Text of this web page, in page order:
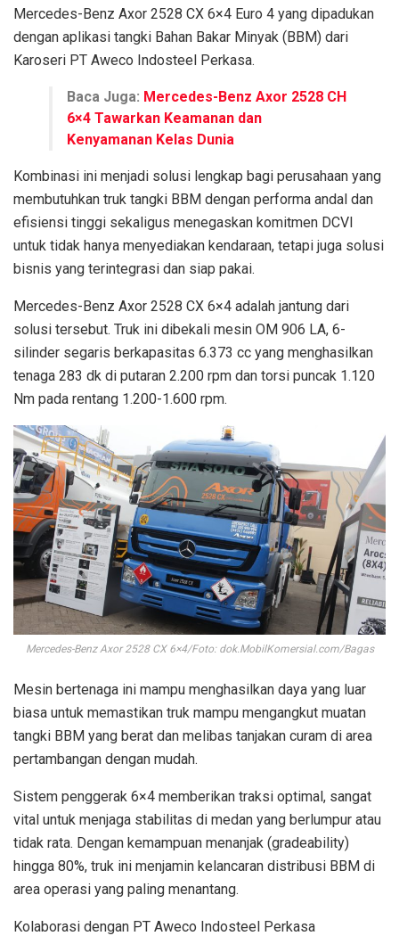
Mercedes-Benz Axor 2528 CX 6×4 Euro 4 yang dipadukan
dengan aplikasi tangki Bahan Bakar Minyak (BBM) dari
Karoseri PT Aweco Indosteel Perkasa.
Baca Juga: Mercedes-Benz Axor 2528 CH
6×4 Tawarkan Keamanan dan
Kenyamanan Kelas Dunia
Kombinasi ini menjadi solusi lengkap bagi perusahaan yang
membutuhkan truk tangki BBM dengan performa andal dan
efisiensi tinggi sekaligus menegaskan komitmen DCVI
untuk tidak hanya menyediakan kendaraan, tetapi juga solusi
bisnis yang terintegrasi dan siap pakai.
Mercedes-Benz Axor 2528 CX 6×4 adalah jantung dari
solusi tersebut. Truk ini dibekali mesin OM 906 LA, 6-
silinder segaris berkapasitas 6.373 cc yang menghasilkan
tenaga 283 dk di putaran 2.200 rpm dan torsi puncak 1.120
Nm pada rentang 1.200-1.600 rpm.
Mercedes-Benz Axor 2528 CX 6×4/Foto: dok.MobilKomersial.com/Bagas
Mesin bertenaga ini mampu menghasilkan daya yang luar
biasa untuk memastikan truk mampu mengangkut muatan
tangki BBM yang berat dan melibas tanjakan curam di area
pertambangan dengan mudah.
Sistem penggerak 6×4 memberikan traksi optimal, sangat
vital untuk menjaga stabilitas di medan yang berlumpur atau
tidak rata. Dengan kemampuan menanjak (gradeability)
hingga 80%, truk ini menjamin kelancaran distribusi BBM di
area operasi yang paling menantang.
Kolaborasi dengan PT Aweco Indosteel Perkasa